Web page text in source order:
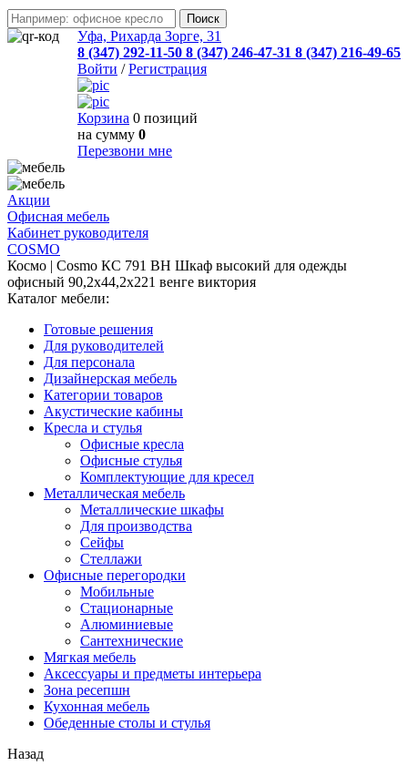
Уфа, Рихарда Зорге, 31
8 (347) 292-11-50 8 (347) 246-47-31 8 (347) 216-49-65
Войти /Регистрация
Корзина 0 позиций
на сумму 0
Перезвони мне
Акции
Офисная мебель
Кабинет руководителя
COSMO
Космо | Cosmo КС 791 ВН Шкаф высокий для одежды
офисный 90,2х44,2х221 венге виктория
Каталог мебели:
Готовые решения
Для руководителей
Для персонала
Дизайнерская мебель
Категории товаров
Акустические кабины
Кресла и стулья
Офисные кресла
Офисные стулья
Комплектующие для кресел
Металлическая мебель
Металлические шкафы
Для производства
Сейфы
Стеллажи
Офисные перегородки
Мобильные
Стационарные
Алюминиевые
Сантехнические
Мягкая мебель
Аксессуары и предметы интерьера
Зона ресепшн
Кухонная мебель
Обеденные столы и стулья
Назад